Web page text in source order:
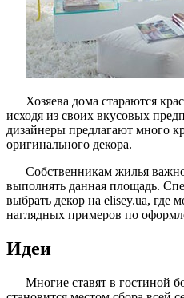
Хозяева дома стараются
исходя из своих вкусовых
дизайнеры предлагают много
оригинального декора.
Собственникам жилья
выполнять данная площадь.
выбрать декор на elisey.ua, где
наглядных примеров по
Идеи
Многие ставят в гостиной